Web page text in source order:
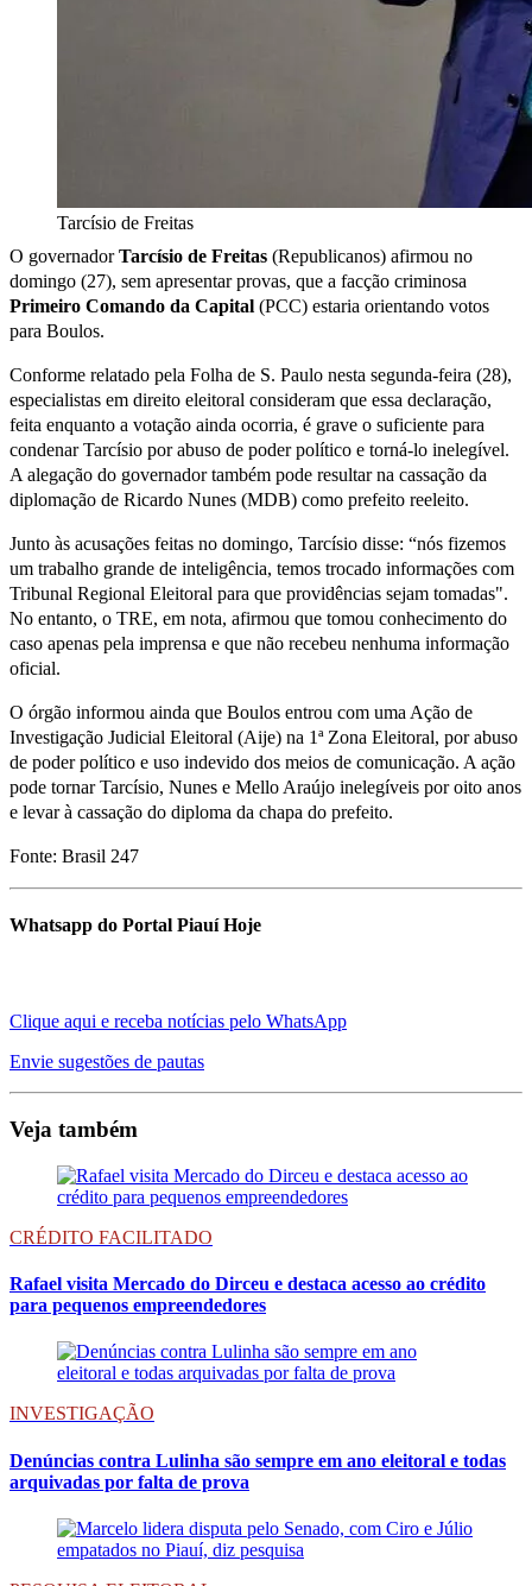
Tarcísio de Freitas
O governadorTarcísio de Freitas (Republicanos) afirmou no
domingo (27), sem apresentar provas, que a facção criminosa
Primeiro Comando da Capital (PCC) estaria orientando votos
para Boulos.
Conforme relatado pela Folha de S. Paulo nesta segunda-feira (28),
especialistas em direito eleitoral consideram que essa declaração,
feita enquanto a votação ainda ocorria, é grave o suficiente para
condenar Tarcísio por abuso de poder político e torná-lo inelegível.
A alegação do governador também pode resultar na cassação da
diplomação de Ricardo Nunes (MDB) como prefeito reeleito.
Junto às acusações feitas no domingo, Tarcísio disse: “nós fizemos
um trabalho grande de inteligência, temos trocado informações com
Tribunal Regional Eleitoral para que providências sejam tomadas".
No entanto, o TRE, em nota, afirmou que tomou conhecimento do
caso apenas pela imprensa e que não recebeu nenhuma informação
oficial.
O órgão informou ainda que Boulos entrou com uma Ação de
Investigação Judicial Eleitoral (Aije) na 1ª Zona Eleitoral, por abuso
de poder político e uso indevido dos meios de comunicação. A ação
pode tornar Tarcísio, Nunes e Mello Araújo inelegíveis por oito anos
e levar à cassação do diploma da chapa do prefeito.
Fonte: Brasil 247
Whatsapp do Portal Piauí Hoje
Clique aqui e receba notícias pelo WhatsApp
Envie sugestões de pautas
Veja também
CRÉDITO FACILITADO
Rafael visita Mercado do Dirceu e destaca acesso ao crédito
para pequenos empreendedores
INVESTIGAÇÃO
Denúncias contra Lulinha são sempre em ano eleitoral e todas
arquivadas por falta de prova